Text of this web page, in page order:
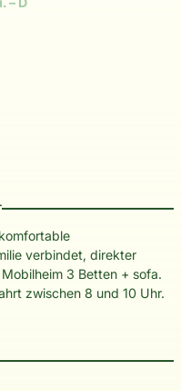
verbindet, direkter
3 Betten + sofa.
zwischen 8 und 10 Uhr.